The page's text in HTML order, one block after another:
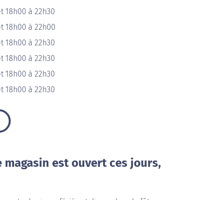
18h00 à 22h30
18h00 à 22h00
18h00 à 22h30
18h00 à 22h30
18h00 à 22h30
18h00 à 22h30
est ouvert ces jours,